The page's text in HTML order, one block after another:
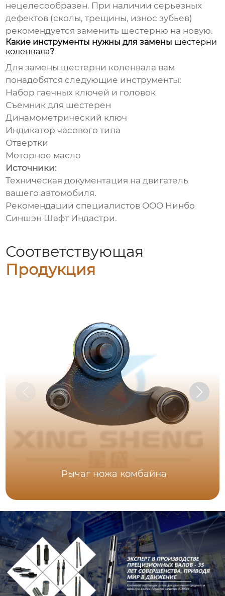
нецелесообразен. При наличии серьезных
дефектов (сколы, трещины, износ зубьев)
рекомендуется заменить шестерню на новую.
Какие инструменты нужны для замены шестерни
коленвала?
Для замены шестерни коленвала вам
понадобятся следующие инструменты:
Набор гаечных ключей и головок
Съемник для шестерен
Динамометрический ключ
Индикатор часового типа
Отвертки
Моторное масло
Источники:
Техническая документация на двигатель
вашего автомобиля.
Рекомендации специалистов ООО Нинбо
Синшэн Шафт Индастри.
Соответствующая
Продукция
Рычаг ножа комбайна